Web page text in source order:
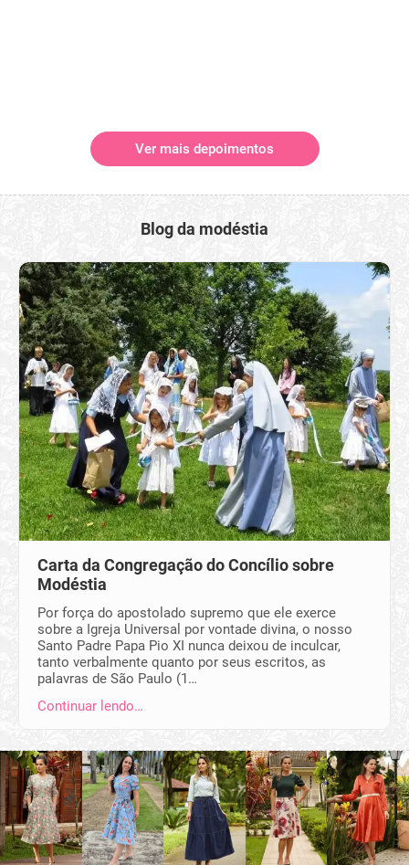
Ver mais depoimentos
Blog da modéstia
Carta da Congregação do Concílio sobre
Modéstia
Por força do apostolado supremo que ele exerce
sobre a Igreja Universal por vontade divina, o nosso
Santo Padre Papa Pio XI nunca deixou de inculcar,
tanto verbalmente quanto por seus escritos, as
palavras de São Paulo (1…
Continuar lendo…